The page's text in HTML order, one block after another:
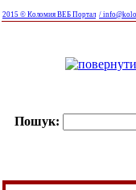
2015 © Коломия ВЕБ Портал /
Пошук: